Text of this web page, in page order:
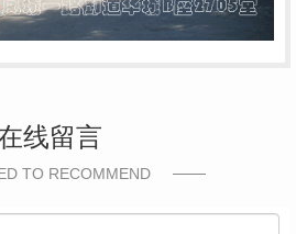
线留言
TO RECOMMEND